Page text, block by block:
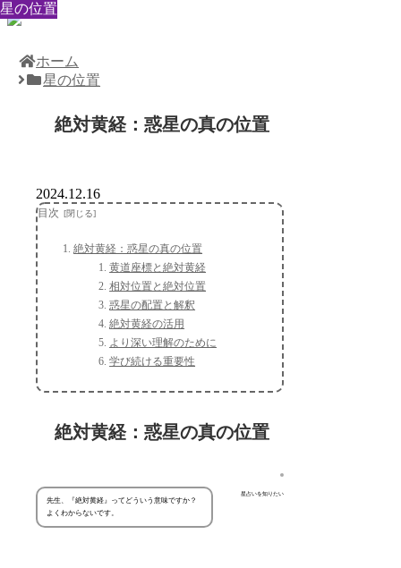
ホーム
星の位置
絶対黄経：惑星の真の位置
星の位置
2024.12.16
目次
絶対黄経：惑星の真の位置
黄道座標と絶対黄経
相対位置と絶対位置
惑星の配置と解釈
絶対黄経の活用
より深い理解のために
学び続ける重要性
絶対黄経：惑星の真の位置
星占いを知りたい
先生、『絶対黄経』ってどういう意味ですか？
よくわからないです。
星の位置
星の位置
星の位置
星の位置
星の位置
星の位置
星の位置
星の位置